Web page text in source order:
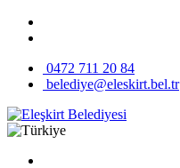
0472 711 20 84
belediye@eleskirt.bel.tr